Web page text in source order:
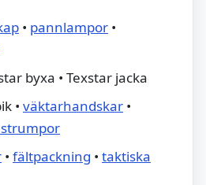
• pannlampor •
byxa • Texstar jacka
• väktarhandskar •
• fältpackning • taktiska